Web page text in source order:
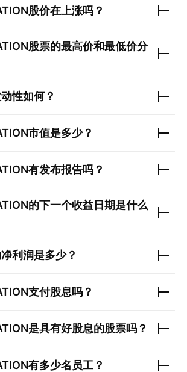
股价在上涨吗？
股票的最高价和最低价分
性如何？
市值是多少？
有发布报告吗？
的下一个收益日期是什么
利润是多少？
支付股息吗？
是具有好股息的股票吗？
有多少名员工？